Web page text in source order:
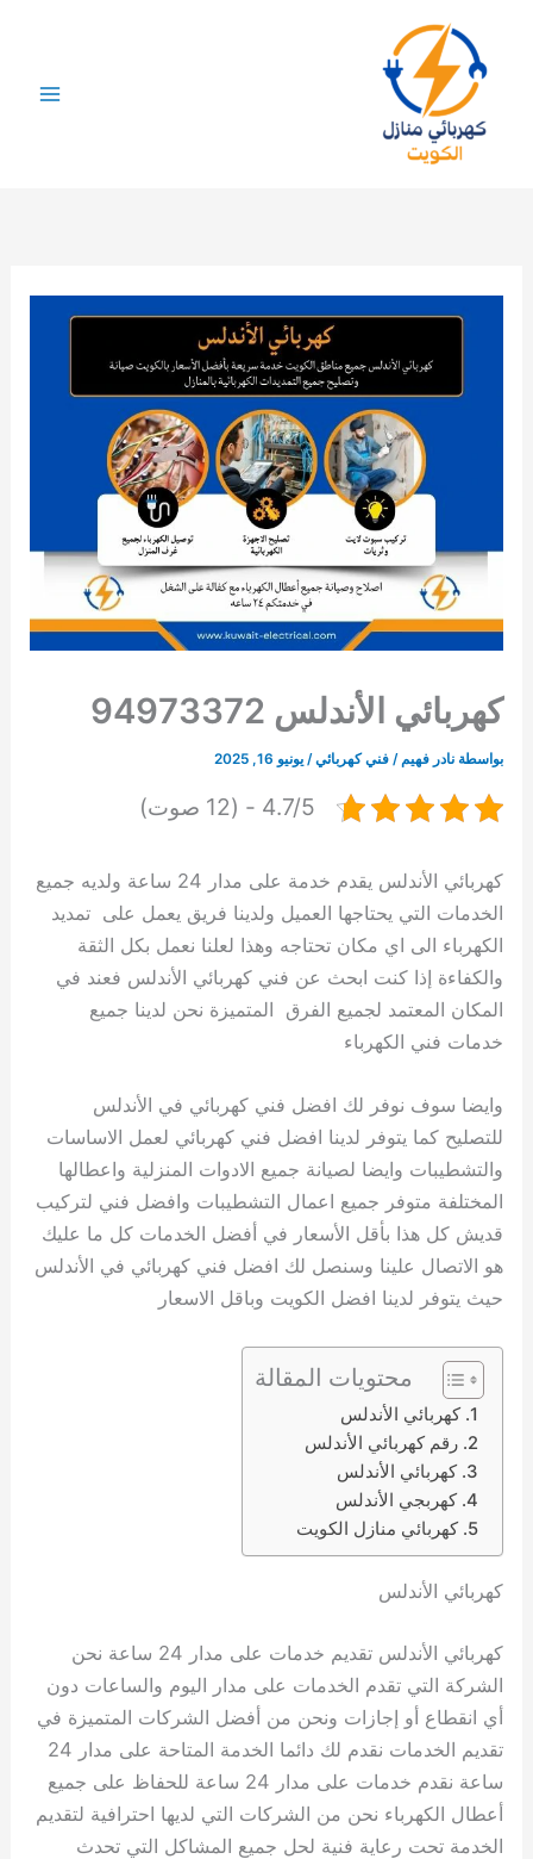
المحتوى
كهربائي الأندلس 94973372
بواسطة نادر فهيم/فني كهربائي/يونيو 16, 2025
4.7/5 - (12 صوت)
كهربائي الأندلس يقدم خدمة على مدار 24 ساعة ولديه جميع
الخدمات التي يحتاجها العميل ولدينا فريق يعمل على تمديد
الكهرباء الى اي مكان تحتاجه وهذا لعلنا نعمل بكل الثقة
والكفاءة إذا كنت ابحث عن فني كهربائي الأندلس فعند في
المكان المعتمد لجميع الفرق المتميزة نحن لدينا جميع
خدمات فني الكهرباء
وايضا سوف نوفر لك افضل فني كهربائي في الأندلس
للتصليح كما يتوفر لدينا افضل فني كهربائي لعمل الاساسات
والتشطيبات وايضا لصيانة جميع الادوات المنزلية واعطالها
المختلفة متوفر جميع اعمال التشطيبات وافضل فني لتركيب
قديش كل هذا بأقل الأسعار في أفضل الخدمات كل ما عليك
هو الاتصال علينا وسنصل لك افضل فني كهربائي في الأندلس
حيث يتوفر لدينا افضل الكويت وباقل الاسعار
محتويات المقالة
كهربائي الأندلس
رقم كهربائي الأندلس
كهربائي الأندلس
كهربجي الأندلس
كهربائي منازل الكويت
كهربائي الأندلس
كهربائي الأندلس تقديم خدمات على مدار 24 ساعة نحن
الشركة التي تقدم الخدمات على مدار اليوم والساعات دون
أي انقطاع أو إجازات ونحن من أفضل الشركات المتميزة في
تقديم الخدمات نقدم لك دائما الخدمة المتاحة على مدار 24
ساعة نقدم خدمات على مدار 24 ساعة للحفاظ على جميع
أعطال الكهرباء نحن من الشركات التي لديها احترافية لتقديم
الخدمة تحت رعاية فنية لحل جميع المشاكل التي تحدث